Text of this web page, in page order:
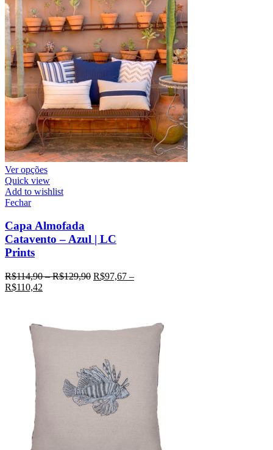
Ver opções
Quick view
Add to wishlist
Fechar
Capa Almofada
Catavento – Azul | LC
Prints
R$114,90–R$129,90 R$97,67 –
R$110,42